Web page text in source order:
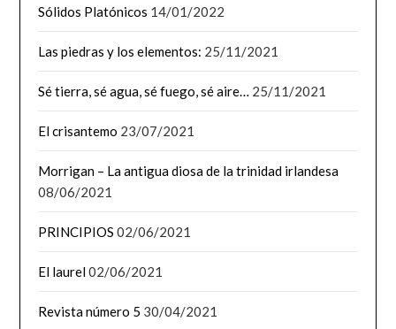
Sólidos Platónicos 14/01/2022
Las piedras y los elementos: 25/11/2021
Sé tierra, sé agua, sé fuego, sé aire… 25/11/2021
El crisantemo 23/07/2021
Morrigan – La antigua diosa de la trinidad irlandesa
08/06/2021
PRINCIPIOS 02/06/2021
El laurel02/06/2021
Revista número 5 30/04/2021